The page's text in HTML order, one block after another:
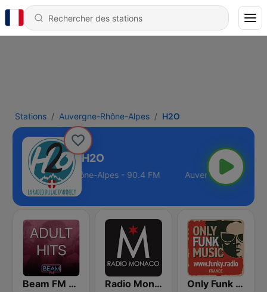
Stations Auvergne-Rhône-Alpes H2O
H2O
Auvergne-Rhône-Alpes - 90.4 FM
Beam FM - Adult Hits Radio Monaco Only Funk Music 60s70s80s